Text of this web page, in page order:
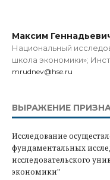
Максим
Национальный
школа экономики»;
mrudnev@hse.ru
ВЫРАЖЕНИЕ
Исследование
фундаментальных
исследовательского
экономики"